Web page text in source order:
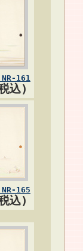
161
込)
165
込)